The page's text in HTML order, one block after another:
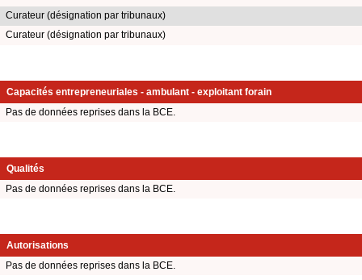
Curateur (désignation par tribunaux)
Curateur (désignation par tribunaux)
Capacités entrepreneuriales - ambulant - exploitant forain
Pas de données reprises dans la BCE.
Qualités
Pas de données reprises dans la BCE.
Autorisations
Pas de données reprises dans la BCE.